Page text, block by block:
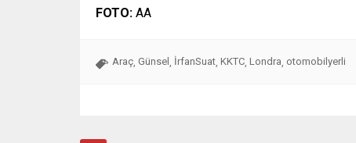
FOTO: AA
Araç Günsel İrfanSuat KKTC Londra otomobilyerli